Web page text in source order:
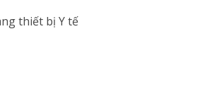
thiết bị Y tế